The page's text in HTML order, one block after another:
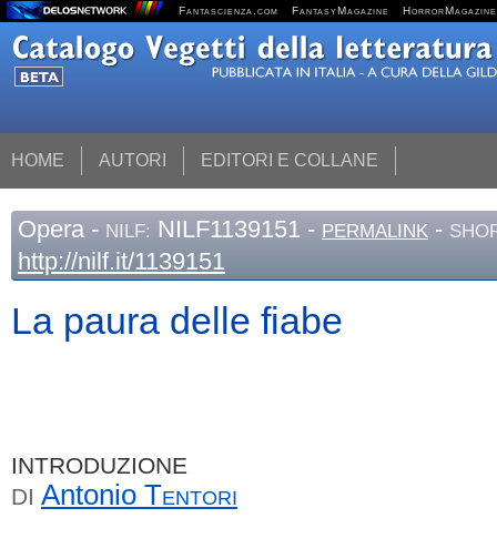
Fantascienza.com FantasyMagazine HorrorMagazine
HOME AUTORI EDITORI E COLLANE
Opera - NILF: NILF1139151 - PERMALINK -
http://nilf.it/1139151
La paura delle fiabe
INTRODUZIONE
DI Antonio Tentori